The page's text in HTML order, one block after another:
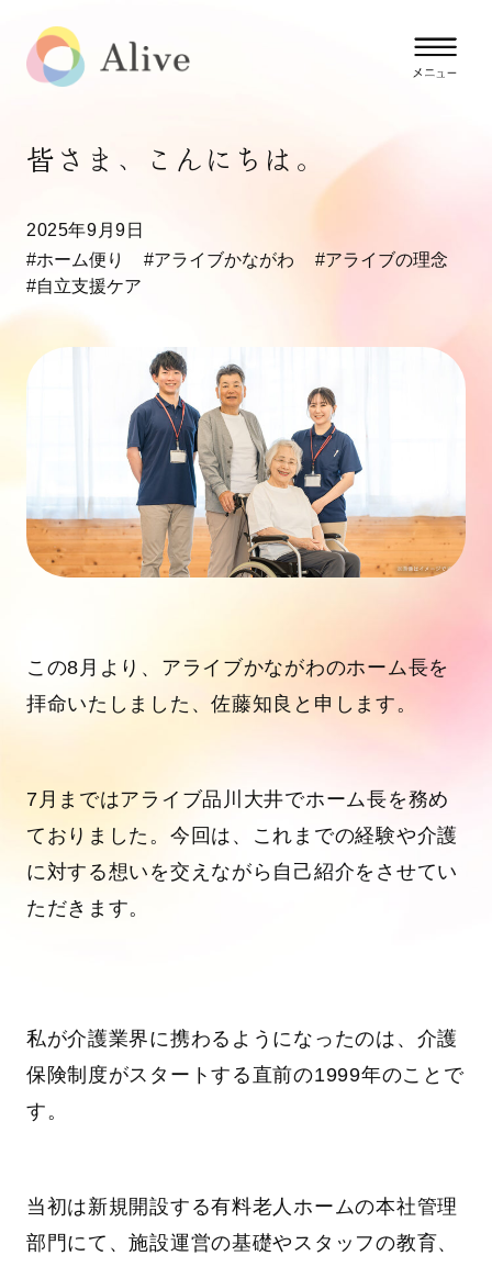
皆さま、こんにちは。
2025年9月9日
#ホーム便り
#アライブかながわ
#アライブの理念
#自立支援ケア
この8月より、アライブかながわのホーム長を
拝命いたしました、佐藤知良と申します。
7月まではアライブ品川大井でホーム長を務め
ておりました。今回は、これまでの経験や介護
に対する想いを交えながら自己紹介をさせてい
ただきます。
私が介護業界に携わるようになったのは、介護
保険制度がスタートする直前の1999年のことで
す。
当初は新規開設する有料老人ホームの本社管理
部門にて、施設運営の基礎やスタッフの教育、